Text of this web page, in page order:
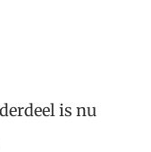
is nu